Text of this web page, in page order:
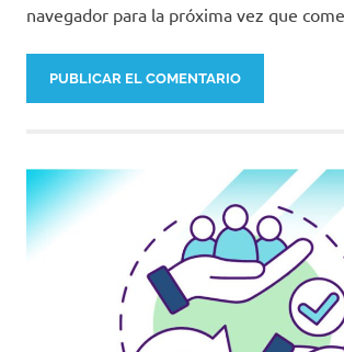
navegador para la próxima vez que